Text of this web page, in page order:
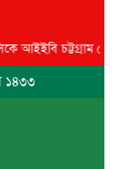
চট্টগ্রাম কেন্দ্রে
১৪৩৩